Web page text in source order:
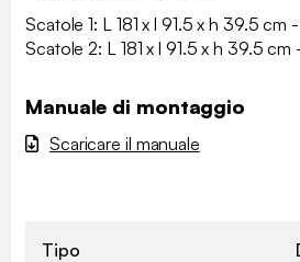
Scatole 1: L 181 x l 91.5 x h 39.5 cm
Scatole 2: L 181 x l 91.5 x h 39.5 cm
Manuale di montaggio
Scaricare il manuale
Tipo